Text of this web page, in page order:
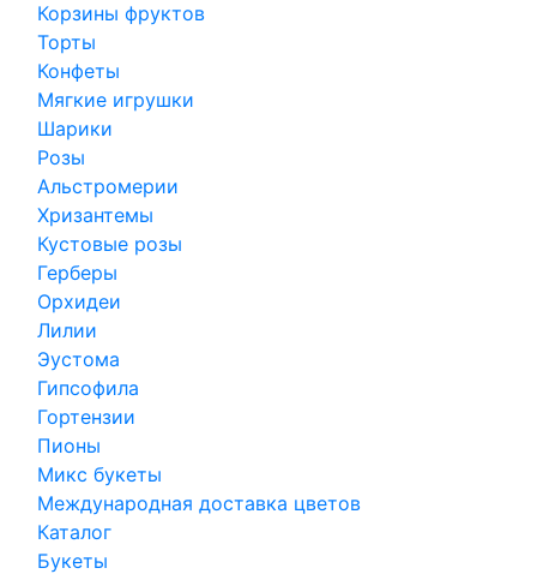
Корзины фруктов
Торты
Конфеты
Мягкие игрушки
Шарики
Розы
Альстромерии
Хризантемы
Кустовые розы
Герберы
Орхидеи
Лилии
Эустома
Гипсофила
Гортензии
Пионы
Микс букеты
Международная доставка цветов
Каталог
Букеты